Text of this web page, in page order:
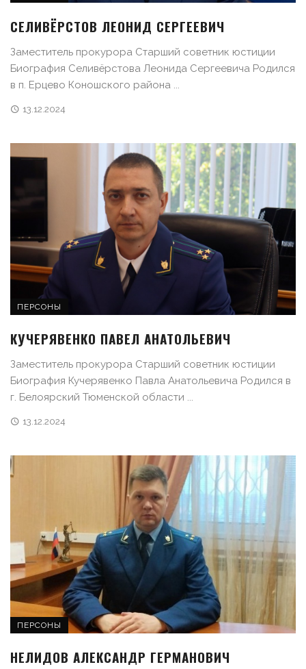
СЕЛИВЁРСТОВ ЛЕОНИД СЕРГЕЕВИЧ
Заместитель прокурора Старший советник юстиции
Биография Селивёрстова Леонида Сергеевича Родился
в п. Ерцево Коношского района ...
13.12.2024
ПЕРСОНЫ
КУЧЕРЯВЕНКО ПАВЕЛ АНАТОЛЬЕВИЧ
Заместитель прокурора Старший советник юстиции
Биография Кучерявенко Павла Анатольевича Родился в
г. Белоярский Тюменской области ...
13.12.2024
ПЕРСОНЫ
НЕЛИДОВ АЛЕКСАНДР ГЕРМАНОВИЧ